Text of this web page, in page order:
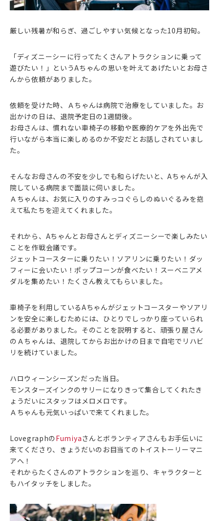
厳しい残暑が和らぎ、過ごしやすい気候となった10月初旬。
「ディズニーシーに行ってたくさんアトラクションに乗って
遊びたい！」というAちゃんの思いを叶えてあげたいとお母さ
んから依頼がありました。
依頼を受けた時、Ａちゃんは病院で治療をしていました。お
出かけの日は、退院予定日の1週間後。
お母さんは、慣れない車椅子の移動や医療的ケアを外出先で
行いながら本当に楽しめるのか不安だとお話しされていまし
た。
そんなお母さんの不安を少しでも和らげたいと、Aちゃんが入
院している病院まで面談に伺いました。
Ａちゃんは、お気に入りのすみっコぐらしのぬいぐるみを抱
えて私たちを迎えてくれました。
それから、Aちゃんとお母さんとディズニーシーで楽しみたい
ことを作戦会議です。
ジェットコースターに乗りたい！ソアリンに乗りたい！ダッ
フィーに会いたい！ポップコーンが食べたい！スーベニアメ
ダルを集めたい！たくさん教えてもらいました。
車椅子を利用しているAちゃんがジェットコースターやソアリ
ンを安全に楽しむためには、ひとりでしっかり座っていられ
る必要がありました。そのことを説明すると、頑張り屋さん
のＡちゃんは、退院してからお出かけの日まで自宅でリハビ
リを続けていました。
ハロウィーンシーズンだった当日。
モンスターズインクのサリーになりきって集合してくれたき
ょうだいにスタッフはメロメロです。
Ａちゃんも元気いっぱいで来てくれました。
LovegraphのFumiyaさんとボランティアさんもお手伝いに
来てくださり、きょうだいのお目当てのトイストーリーマニ
アへ！
それからたくさんのアトラクションを巡り、キャラクターと
もハイタッチをしました。